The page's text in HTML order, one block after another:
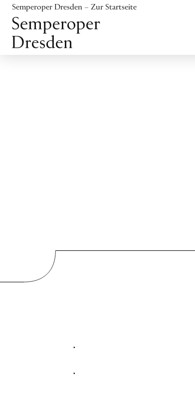
Inhalt anspringen
Fußbereich anspringen
Semperoper Dresden – Zur Startseite
.
.